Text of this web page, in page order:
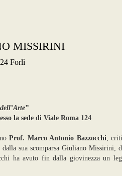
MISSIRINI
Forlì
la sede di Viale Roma 124
Prof. Marco Antonio Bazzocchi,
sua scomparsa Giuliano Missirini,
ha avuto fin dalla giovinezza un